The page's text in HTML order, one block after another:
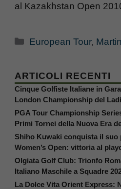
al Kazakhstan Open
Categorie
European Tour,
ARTICOLI RECENTI
Cinque Golfiste Italiane in
London Championship del
PGA Tour Championship
Primi Tornei della Nuova Era
Shiho Kuwaki conquista il suo
Women’s Open: vittoria al
Olgiata Golf Club: Trionfo
Italiano Maschile a Squadre
La Dolce Vita Orient Express: